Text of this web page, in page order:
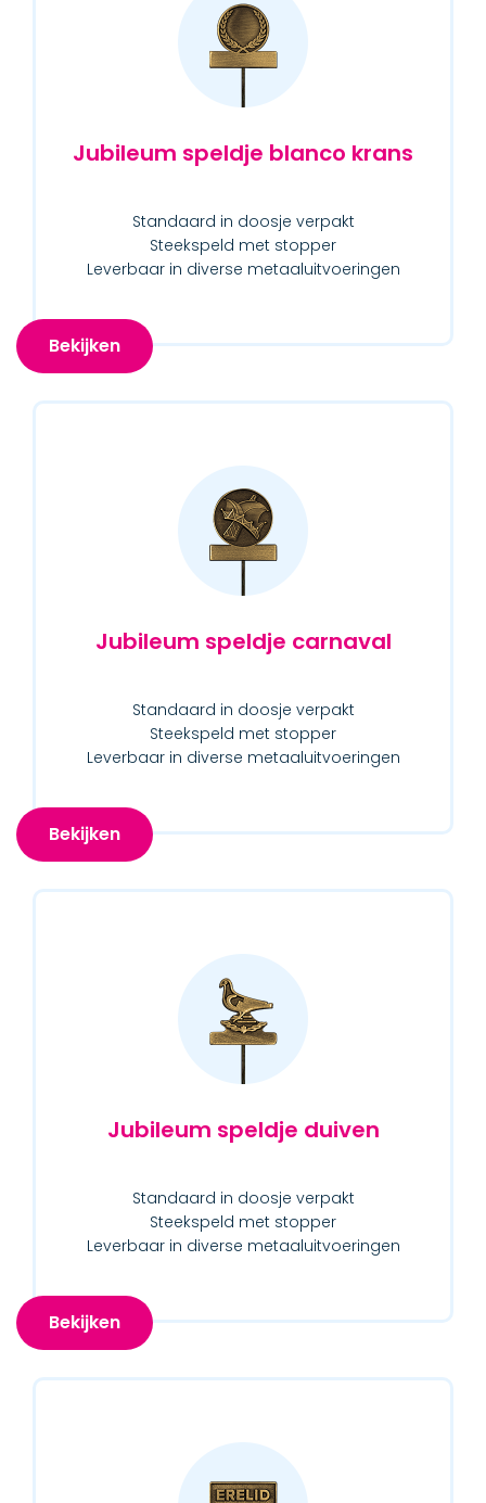
Jubileum speldje blanco krans
Standaard in doosje verpakt
Steekspeld met stopper
Leverbaar in diverse metaaluitvoeringen
Bekijken
Jubileum speldje carnaval
Standaard in doosje verpakt
Steekspeld met stopper
Leverbaar in diverse metaaluitvoeringen
Bekijken
Jubileum speldje duiven
Standaard in doosje verpakt
Steekspeld met stopper
Leverbaar in diverse metaaluitvoeringen
Bekijken